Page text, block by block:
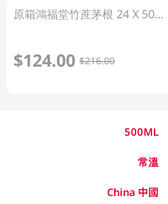
原箱鴻福堂竹蔗茅根 24 X 500ML
$124.00 $216.00
500ML
常溫
China 中國